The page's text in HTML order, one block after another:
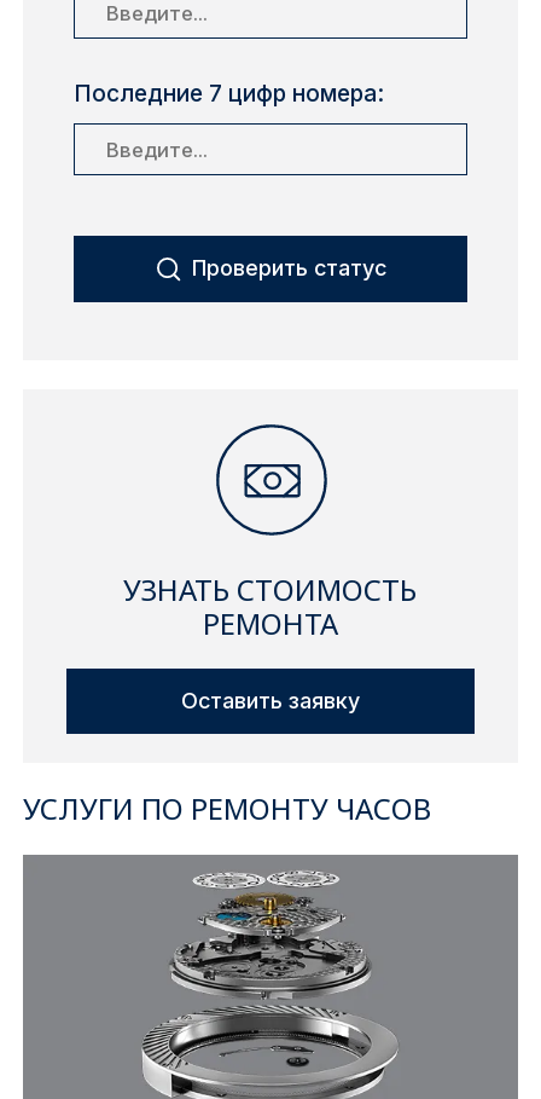
Последние 7 цифр номера:
Проверить статус
УЗНАТЬ СТОИМОСТЬ
РЕМОНТА
Оставить заявку
УСЛУГИ ПО РЕМОНТУ ЧАСОВ